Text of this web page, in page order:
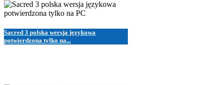
Sacred 3 polska wersja językowa
potwierdzona tylko na...